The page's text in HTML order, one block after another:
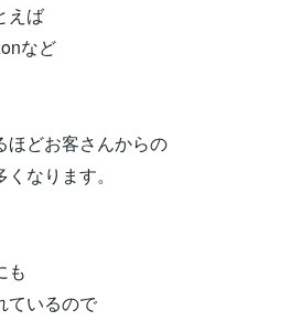
えば
など
ほどお客さんからの
なります。
も
ているので